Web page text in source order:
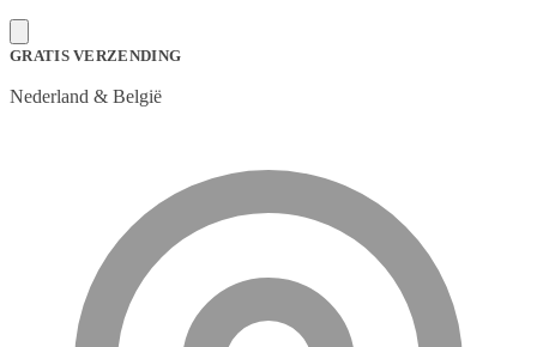
GRATIS VERZENDING
Nederland & België